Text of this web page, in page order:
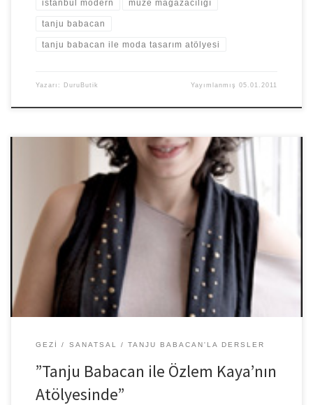
istanbul modern müze mağazacılığı
tanju babacan
tanju babacan ile moda tasarım atölyesi
Yazarı: DuruButik Yayımlanmış05.01.2011
Tanju Babacan’la moda tasarım eğitimine başlayalı iki hafta
olmasına rağmen katkısının çok büyük olduğunu söylemeliyim.
Teknik eğitimin yanısıra uygulamalarını bizzat […]
GEZI SANATSAL TANJU BABACAN'LA DERSLER
”Tanju Babacan ile Özlem Kaya’nın
Atölyesinde”